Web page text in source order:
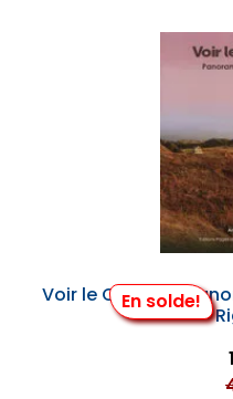
En solde!
Voir le Québec-